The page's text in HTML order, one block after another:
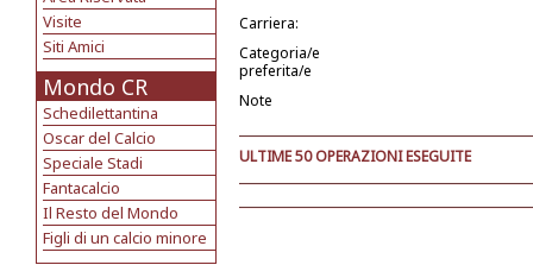
Visite
Siti Amici
Mondo CR
Schedilettantina
Oscar del Calcio
Speciale Stadi
Fantacalcio
Il Resto del Mondo
Figli di un calcio minore
Carriera:
Categoria/e
preferita/e
Note
ULTIME 50 OPERAZIONI ESEGUITE